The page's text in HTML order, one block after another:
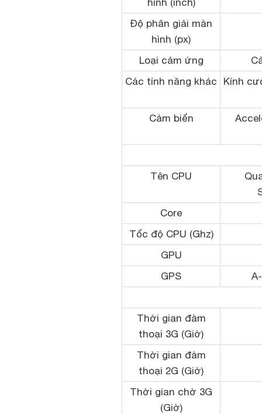
hình (inch)
Độ phân giải màn
hình (px)
Loại cảm ứng
Các tính năng khác
Kính
Cảm biến
Tên CPU
Core
Tốc độ CPU (Ghz)
GPU
GPS
Thời gian đàm
thoại 3G (Giờ)
Thời gian đàm
thoại 2G (Giờ)
Thời gian chờ 3G
(Giờ)